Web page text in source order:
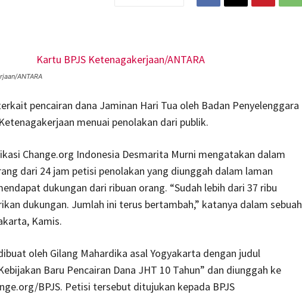
ANTARA
pencairan dana Jaminan Hari Tua oleh Badan Penyelenggara
menuai penolakan dari publik.
Change.org Indonesia Desmarita Murni mengatakan dalam
dari 24 jam petisi penolakan yang diunggah dalam laman
dukungan dari ribuan orang. “Sudah lebih dari 37 ribu
dukungan. Jumlah ini terus bertambah,” katanya dalam sebuah
Kamis.
oleh Gilang Mahardika asal Yogyakarta dengan judul
Baru Pencairan Dana JHT 10 Tahun” dan diunggah ke
BPJS. Petisi tersebut ditujukan kepada BPJS